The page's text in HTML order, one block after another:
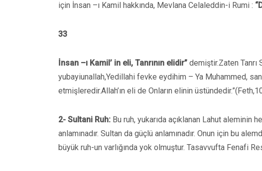
için İnsan –ı Kamil hakkında, Mevlana Celaleddin-i Rumi :
33
İnsan –ı Kamil’ in eli, Tanrının elidir” demiştir.Zaten Tanrı
yubayiunallah,Yedillahi fevke eydihim – Ya Muhammed,
etmişleredir.Allah’ın eli de Onların elinin
2- Sultani Ruh: Bu ruh, yukarıda açıklanan Lahut aleminin
anlamınadır. Sultan da güçlü anlamınadır. Onun için bu
büyük ruh-un varlığında yok olmuştur. Tasavvufta Fenafi